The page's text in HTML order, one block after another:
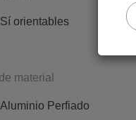
Sí orientables
material
Aluminio Perfiado